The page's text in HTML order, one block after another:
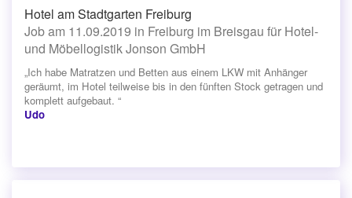
Hotel am Stadtgarten Freiburg
Job am 11.09.2019 in Freiburg im Breisgau für Hotel-
und Möbellogistik Jonson GmbH
„Ich habe Matratzen und Betten aus einem LKW mit Anhänger
geräumt, im Hotel teilweise bis in den fünften Stock getragen und
komplett aufgebaut. “
Udo